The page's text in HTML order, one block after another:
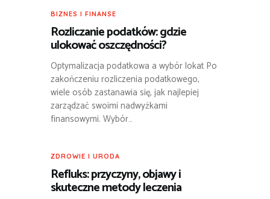
BIZNES I FINANSE
Rozliczanie podatków: gdzie
ulokować oszczędności?
Optymalizacja podatkowa a wybór lokat Po
zakończeniu rozliczenia podatkowego,
wiele osób zastanawia się, jak najlepiej
zarządzać swoimi nadwyżkami
finansowymi. Wybór…
ZDROWIE I URODA
Refluks: przyczyny, objawy i
skuteczne metody leczenia